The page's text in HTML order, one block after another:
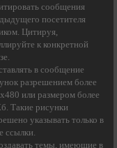
сообщения
посетителя
Цитируя,
к конкретной
в сообщение
разрешением более
или размером более
Такие рисунки
указывать только в
ссылки.
темы, имеющие в